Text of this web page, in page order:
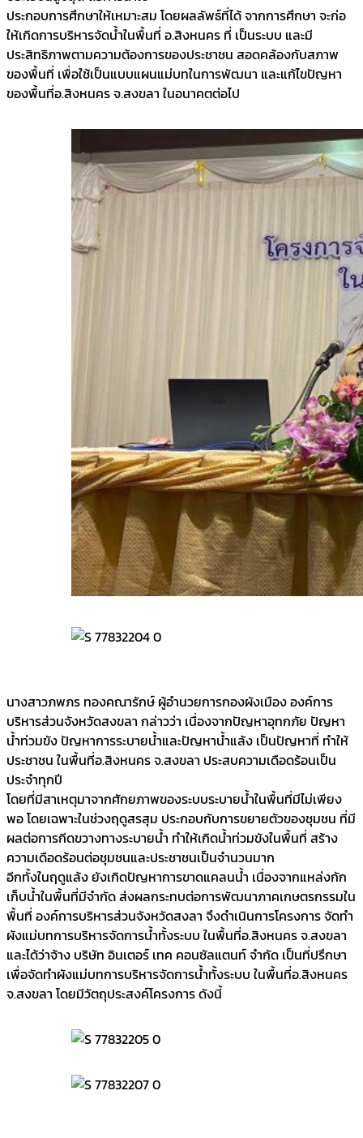
ประกอบการศึกษาให้เหมาะสม โดยผลลัพธ์ที่ได้ จากการศึกษา จะก่อ
ให้เกิดการบริหารจัดน้ำในพื้นที่ อ.สิงหนคร ที่ เป็นระบบ และมี
ประสิทธิภาพตามความต้องการของประชาชน สอดคล้องกับสภาพ
ของพื้นที่ เพื่อใช้เป็นแบบแผนแม่บทในการพัฒนา และแก้ไขปัญหา
ของพื้นที่อ.สิงหนคร จ.สงขลา ในอนาคตต่อไป
นางสาวภพภร ทองคณารักษ์ ผู้อำนวยการกองผังเมือง องค์การ
บริหารส่วนจังหวัดสงขลา กล่าวว่า เนื่องจากปัญหาอุทกภัย ปัญหา
น้ำท่วมขัง ปัญหาการระบายน้ำและปัญหาน้ำแล้ง เป็นปัญหาที่ ทำให้
ประชาชน ในพื้นที่อ.สิงหนคร จ.สงขลา ประสบความเดือดร้อนเป็น
ประจำทุกปี
โดยที่มีสาเหตุมาจากศักยภาพของระบบระบายน้ำในพื้นที่มีไม่เพียง
พอ โดยเฉพาะในช่วงฤดูสรสุม ประกอบกับการขยายตัวของชุมชน ที่มี
ผลต่อการกีดขวางทางระบายน้ำ ทำให้เกิดน้ำท่วมขังในพื้นที่ สร้าง
ความเดือดร้อนต่อชุมชนและประชาชนเป็นจำนวนมาก
อีกทั้งในฤดูแล้ง ยังเกิดปัญหาการขาดแคลนน้ำ เนื่องจากแหล่งกัก
เก็บน้ำในพื้นที่มีจำกัด ส่งผลกระทบต่อการพัฒนาภาคเกษตรกรรมใน
พื้นที่ องค์การบริหารส่วนจังหวัดสงลา จึงดำเนินการโครงการ จัดทำ
ผังแม่บทการบริหารจัดการน้ำทั้งระบบ ในพื้นที่อ.สิงหนคร จ.สงขลา
และได้ว่าจ้าง บริษัท อินเตอร์ เทค คอนซัลแตนท์ จำกัด เป็นที่ปรึกษา
เพื่อจัดทำผังแม่บทการบริหารจัดการน้ำทั้งระบบ ในพื้นที่อ.สิงหนคร
จ.สงขลา โดยมีวัตถุประสงค์โครงการ ดังนี้